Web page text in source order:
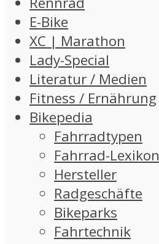
E-Bike
XC | Marathon
Lady-Special
Literatur / Medien
Fitness / Ernährung
Bikepedia
Fahrradtypen
Fahrrad-Lexikon
Hersteller
Radgeschäfte
Bikeparks
Fahrtechnik